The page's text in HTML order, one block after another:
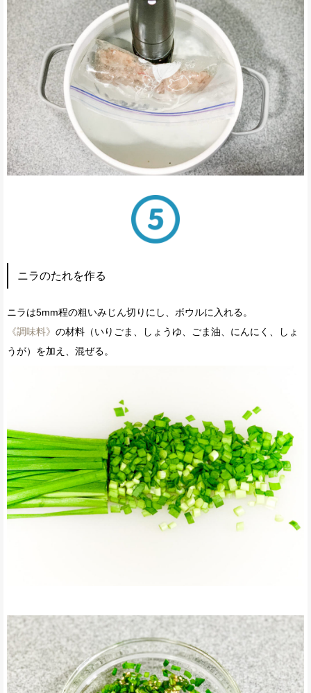
ニラのたれを作る
ニラは5mm程の粗いみじん切りにし、ボウルに入れる。
《調味料》 の材料（いりごま、しょうゆ、ごま油、にんにく、しょ
うが）を加え、混ぜる。